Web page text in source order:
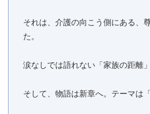
それは、介護の向こう側にある、
た。
涙なしでは語れない「家族の距離
そして、物語は新章へ。テーマは